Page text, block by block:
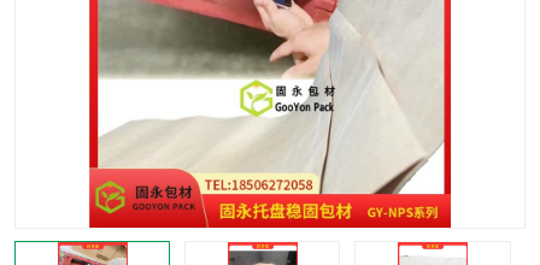
缠绕膜
托盘裹包网兜
托盘捆绑带